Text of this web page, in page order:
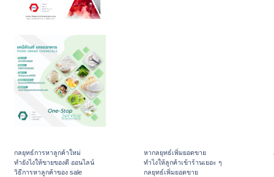
กลยุทธ์การหาลูกค้าใหม่
ทํายังไงให้ขายของดี ออนไลน์
วิธีการหาลูกค้าของ sale
หากลยุทธ์เพิ่มยอดขาย
ทําไงให้ลูกค้าเข้าร้านเยอะ ๆ
กลยุทธ์เพิ่มยอดขาย